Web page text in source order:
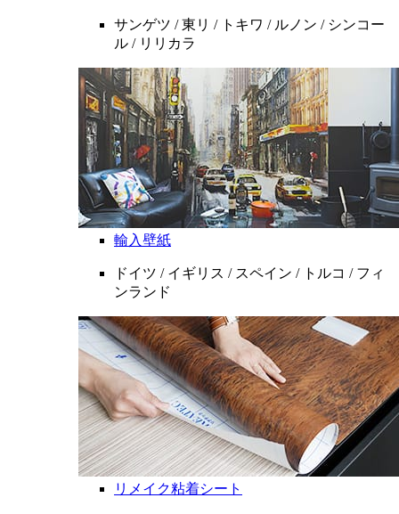
サンゲツ / 東リ / トキワ / ルノン / シンコー
ル / リリカラ
輸入壁紙
ドイツ / イギリス / スペイン / トルコ / フィ
ンランド
リメイク粘着シート